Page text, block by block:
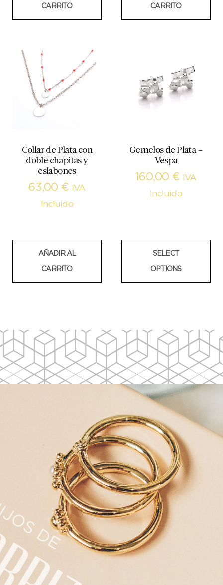
CARRITO CARRITO
Collar de Plata con
doble chapitas y
eslabones
63,00 €
IVA
Incluido
AÑADIR AL
CARRITO
Gemelos de Plata –
Vespa
160,00 €
IVA
Incluido
SELECT
OPTIONS